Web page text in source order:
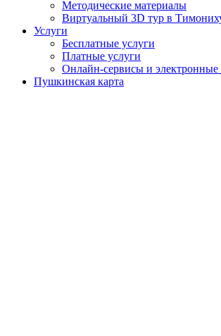
Методические материалы
Виртуальный 3D тур в
Услуги
Бесплатные услуги
Платные услуги
Онлайн-сервисы и электронные
Пушкинская карта